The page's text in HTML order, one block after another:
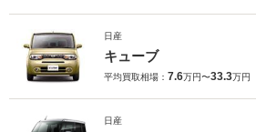
日産
キューブ
平均買取相場： 7.6万円〜33.3万円
日産